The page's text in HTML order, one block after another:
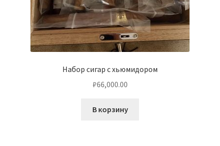
Набор сигар с хьюмидором
₽66,000.00
В корзину